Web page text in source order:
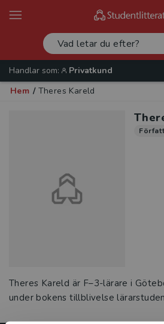
Handlar som:
Privatkund
Hem / Theres Kareld
Theres Kareld är F–3-lärare i
under bokens tillblivelse